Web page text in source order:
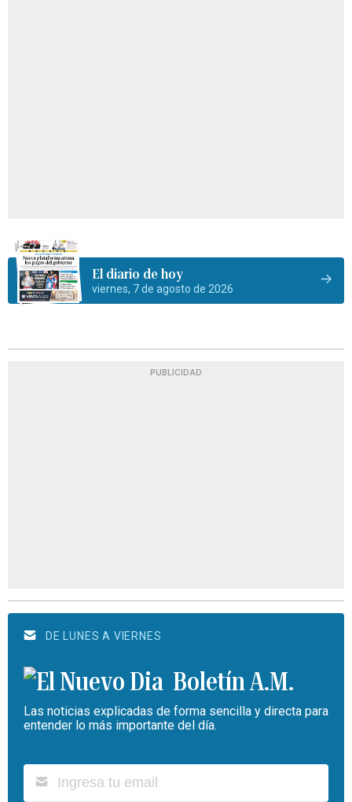
El diario de hoy
viernes, 7 de agosto de 2026
PUBLICIDAD
DE LUNES A VIERNES
Boletín A.M.
Las noticias explicadas de forma sencilla y directa para
entender lo más importante del día.